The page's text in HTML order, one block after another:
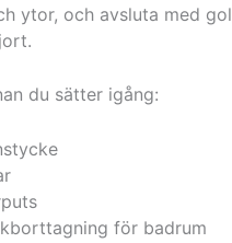
ytor, och avsluta med
du sätter igång:
för badrum